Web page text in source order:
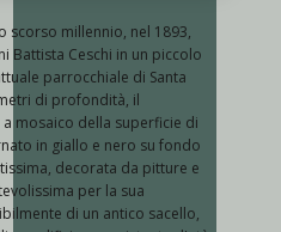
scorso millennio, nel 1893,
Battista Ceschi in un piccolo
parrocchiale di Santa
di profondità, il
mosaico della superficie di
in giallo e nero su fondo
decorata da pitture e
per la sua
di un antico sacello,